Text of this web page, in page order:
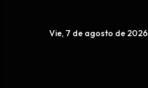
Vie, 7 de agosto de 2026